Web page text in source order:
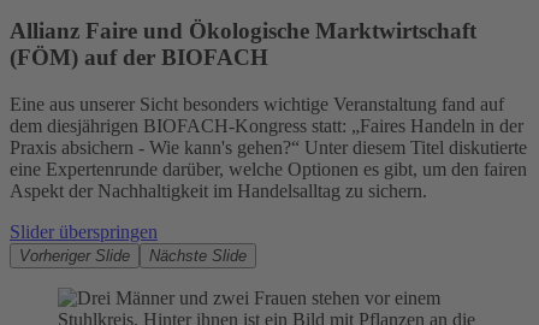
Mehr Informationen
Akzeptieren
powered byUsercentrics Consent
Management Platform
Allianz Faire und Ökologische Marktwirtschaft
(FÖM) auf der BIOFACH
Eine aus unserer Sicht besonders wichtige Veranstaltung fand auf
dem diesjährigen BIOFACH-Kongress statt: „Faires Handeln in der
Praxis absichern - Wie kann's gehen?“ Unter diesem Titel diskutierte
eine Expertenrunde darüber, welche Optionen es gibt, um den fairen
Aspekt der Nachhaltigkeit im Handelsalltag zu sichern.
Slider überspringen
Vorheriger Slide Nächste Slide